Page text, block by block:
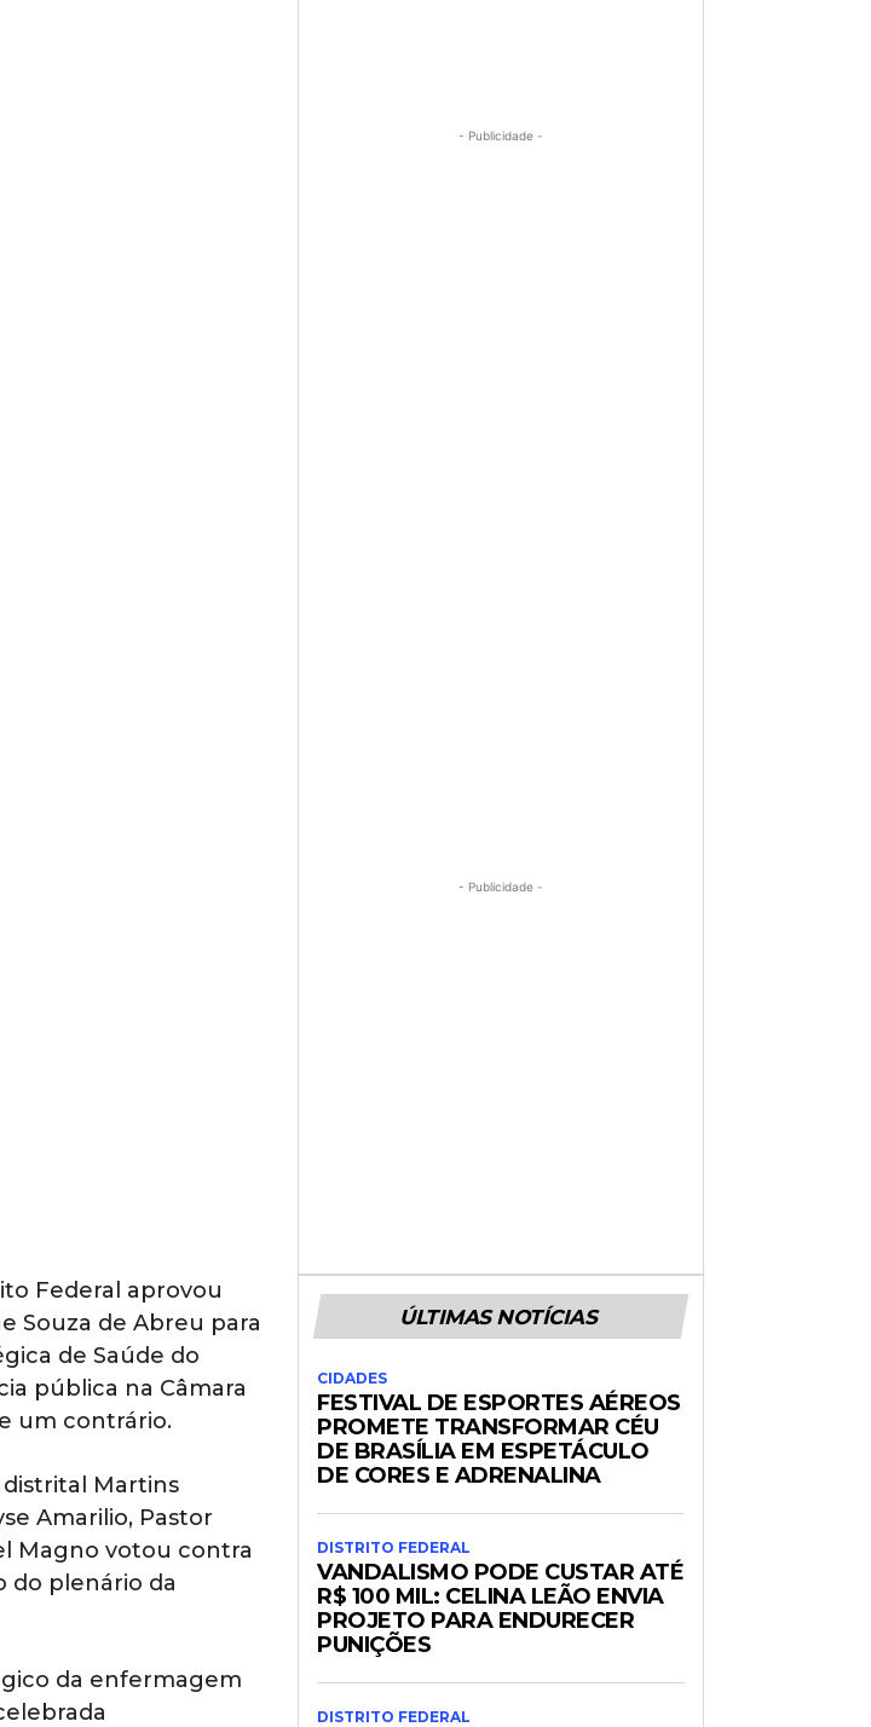
- Publicidade -
- Publicidade -
Federal aprovou
Souza de Abreu para
de Saúde do
pública na Câmara
um contrário.
Martins
Amarilio, Pastor
Magno votou contra
do plenário da
da enfermagem
ÚLTIMAS NOTÍCIAS
CIDADES
FESTIVAL DE ESPORTES AÉREOS
PROMETE TRANSFORMAR CÉU
DE BRASÍLIA EM ESPETÁCULO
DE CORES E ADRENALINA
DISTRITO FEDERAL
VANDALISMO PODE CUSTAR ATÉ
R$ 100 MIL: CELINA LEÃO ENVIA
PROJETO PARA ENDURECER
PUNIÇÕES
DISTRITO FEDERAL